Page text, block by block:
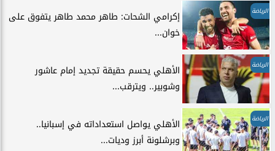
الرياضة
إكرامي الشحات: طاهر محمد طاهر يتفوق على
خوان...
الرياضة
الأهلي يحسم حقيقة تجديد إمام عاشور
وشوبير.. ويترقب...
الرياضة
الأهلي يواصل استعداداته في إسبانيا..
وبرشلونة أبرز وديات...